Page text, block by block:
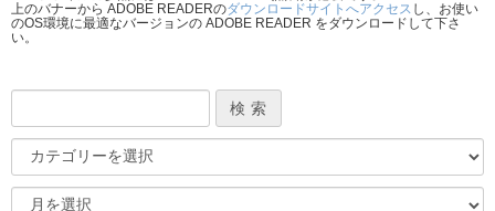
上のバナーから ADOBE READERのダウンロードサイトへアクセス し、お使い
のOS環境に最適なバージョンの ADOBE READER をダウンロードして下さ
い。